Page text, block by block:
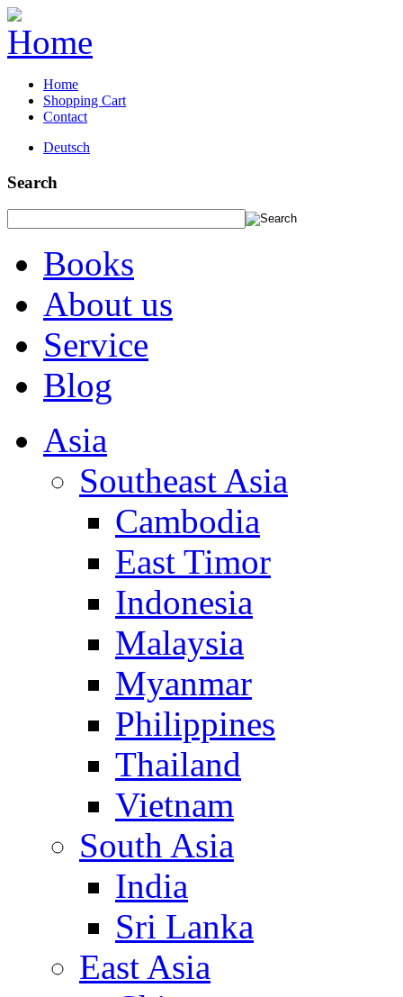
Home
Shopping Cart
Contact
Deutsch
Search
Books
About us
Service
Blog
Asia
Southeast Asia
Cambodia
East Timor
Indonesia
Malaysia
Myanmar
Philippines
Thailand
Vietnam
South Asia
India
Sri Lanka
East Asia